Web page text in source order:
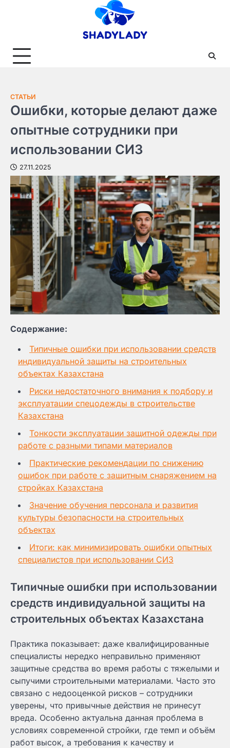
СТАТЬИ
Ошибки, которые делают даже
опытные сотрудники при
использовании СИЗ
27.11.2025
Содержание:
Типичные ошибки при использовании средств
индивидуальной защиты на строительных
объектах Казахстана
Риски недостаточного внимания к подбору и
эксплуатации спецодежды в строительстве
Казахстана
Тонкости эксплуатации защитной одежды при
работе с разными типами материалов
Практические рекомендации по снижению
ошибок при работе с защитным снаряжением на
стройках Казахстана
Значение обучения персонала и развития
культуры безопасности на строительных
объектах
Итоги: как минимизировать ошибки опытных
специалистов при использовании СИЗ
Типичные ошибки при использовании
средств индивидуальной защиты на
строительных объектах Казахстана
Практика показывает: даже квалифицированные
специалисты нередко неправильно применяют
защитные средства во время работы с тяжелыми и
сыпучими строительными материалами. Часто это
связано с недооценкой рисков – сотрудники
уверены, что привычные действия не принесут
вреда. Особенно актуальна данная проблема в
условиях современной стройки, где темп и объём
работ высок, а требования к качеству и